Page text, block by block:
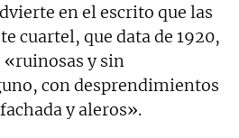
en el escrito que las
cuartel, que data de 1920,
«ruinosas y sin
con desprendimientos
y aleros».